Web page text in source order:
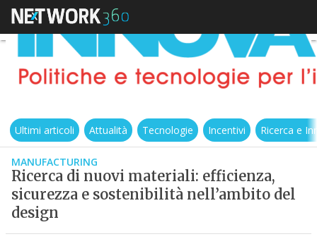
Ultimi articoli Attualità Tecnologie Incentivi Ricerca e
MANUFACTURING
Ricerca di nuovi materiali: efficienza,
sicurezza e sostenibilità nell’ambito del
design